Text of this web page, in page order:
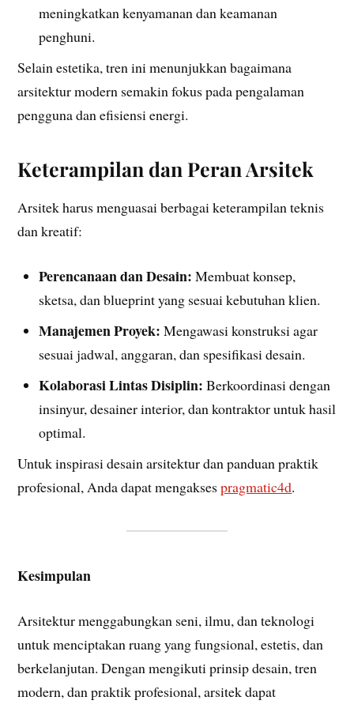
meningkatkan kenyamanan dan keamanan
penghuni.
Selain estetika, tren ini menunjukkan bagaimana
arsitektur modern semakin fokus pada pengalaman
pengguna dan efisiensi energi.
Keterampilan dan Peran Arsitek
Arsitek harus menguasai berbagai keterampilan teknis
dan kreatif:
Perencanaan dan Desain: Membuat konsep,
sketsa, dan blueprint yang sesuai kebutuhan klien.
Manajemen Proyek: Mengawasi konstruksi agar
sesuai jadwal, anggaran, dan spesifikasi desain.
Kolaborasi Lintas Disiplin: Berkoordinasi dengan
insinyur, desainer interior, dan kontraktor untuk hasil
optimal.
Untuk inspirasi desain arsitektur dan panduan praktik
profesional, Anda dapat mengaksespragmatic4d.
Kesimpulan
Arsitektur menggabungkan seni, ilmu, dan teknologi
untuk menciptakan ruang yang fungsional, estetis, dan
berkelanjutan. Dengan mengikuti prinsip desain, tren
modern, dan praktik profesional, arsitek dapat